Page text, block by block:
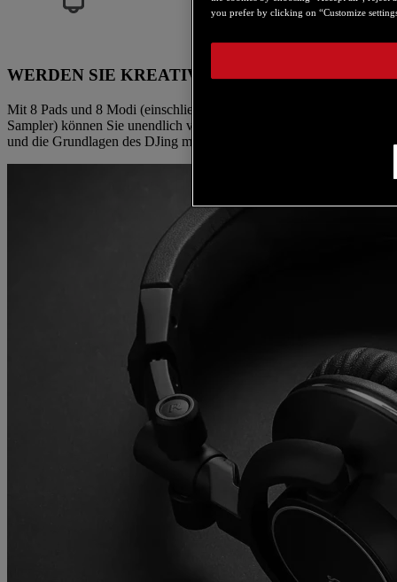
WERDEN SIE KREATIV
Mit 8 Pads und 8 Modi (einschließlich Hot Cue, Loop, Slicer,
Sampler) können Sie unendlich viele verschiedene Mixe erstellen
und die Grundlagen des DJing meistern.
you prefer by clicking on “Customize